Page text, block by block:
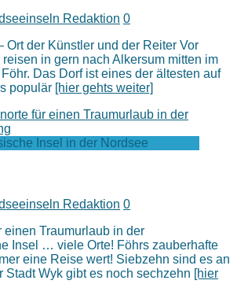
Redaktion 0
Ort der Künstler und der Reiter Vor
in gern nach Alkersum mitten im
Das Dorf ist eines der ältesten auf
populär [hier gehts weiter]
Insel in der Nordsee
Redaktion 0
einen Traumurlaub in der
Insel … viele Orte! Föhrs zauberhafte
eine Reise wert! Siebzehn sind es an
Stadt Wyk gibt es noch sechzehn [hier